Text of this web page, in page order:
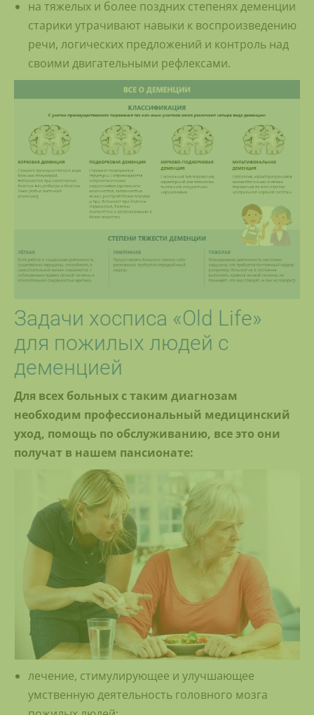
на тяжелых и более поздних степенях деменции
старики утрачивают навыки к воспроизведению
речи, логических предложений и контроль над
своими двигательными рефлексами.
Задачи хосписа «Old Life»
для пожилых людей с
деменцией
Для всех больных с таким диагнозам
необходим профессиональный медицинский
уход, помощь по обслуживанию, все это они
получат в нашем пансионате:
лечение, стимулирующее и улучшающее
умственную деятельность головного мозга